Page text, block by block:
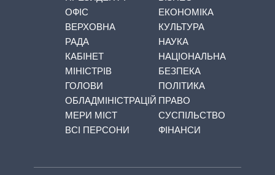
ОФІС
ВЕРХОВНА
РАДА
КАБІНЕТ
МІНІСТРІВ
ГОЛОВИ
ОБЛАДМІНІСТРАЦІЙ
МЕРИ МІСТ
ВСІ ПЕРСОНИ
ЕКОНОМІКА
КУЛЬТУРА
НАУКА
НАЦІОНАЛЬНА
БЕЗПЕКА
ПОЛІТИКА
ПРАВО
СУСПІЛЬСТВО
ФІНАНСИ